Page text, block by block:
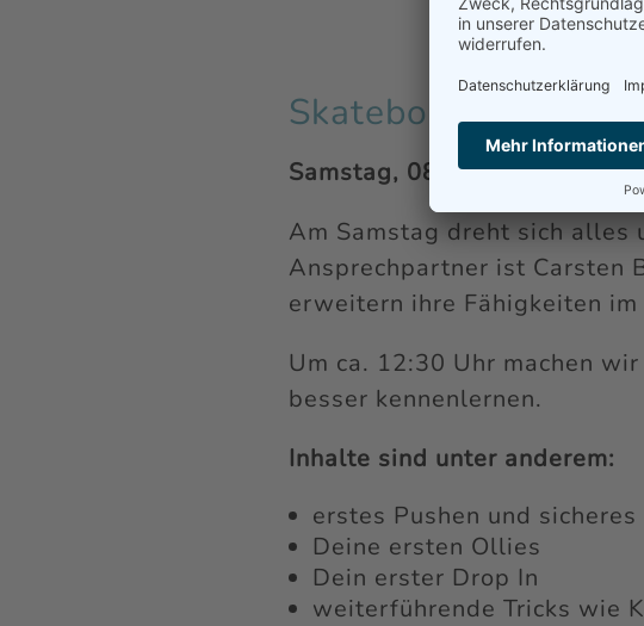
Skateboard
Samstag, 08.08.2026 | 10:00
Am Samstag dreht sich alles
Ansprechpartner ist Carsten
erweitern ihre Fähigkeiten im
Um ca. 12:30 Uhr machen
besser kennenlernen.
Inhalte sind unter anderem:
erstes Pushen und sicheres
Deine ersten Ollies
Dein erster Drop In
weiterführende Tricks wie